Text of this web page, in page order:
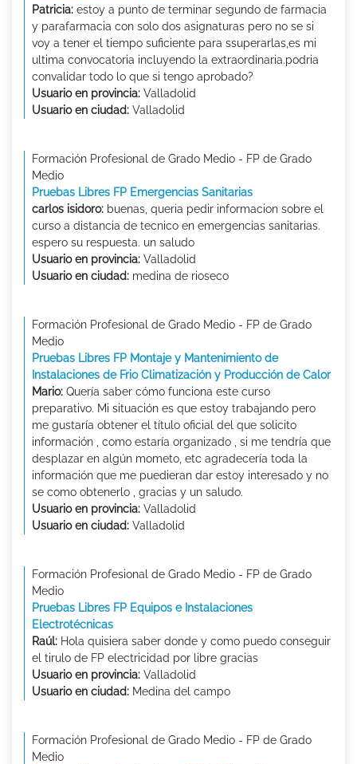
Patricia: estoy a punto de terminar segundo de farmacia
y parafarmacia con solo dos asignaturas pero no se si
voy a tener el tiempo suficiente para ssuperarlas,es mi
ultima convocatoria incluyendo la extraordinaria.podria
convalidar todo lo que si tengo aprobado?
Usuario en provincia: Valladolid
Usuario en ciudad: Valladolid
Formación Profesional de Grado Medio - FP de Grado
Medio
Pruebas Libres FP Emergencias Sanitarias
carlos isidoro: buenas, queria pedir informacion sobre el
curso a distancia de tecnico en emergencias sanitarias.
espero su respuesta. un saludo
Usuario en provincia: Valladolid
Usuario en ciudad: medina de rioseco
Formación Profesional de Grado Medio - FP de Grado
Medio
Pruebas Libres FP Montaje y Mantenimiento de
Instalaciones de Frio Climatización y Producción de Calor
Mario: Quería saber cómo funciona este curso
preparativo. Mi situación es que estoy trabajando pero
me gustaría obtener el título oficial del que solicito
información , como estaría organizado , si me tendría que
desplazar en algún mometo, etc agradecería toda la
información que me puedieran dar estoy interesado y no
se como obtenerlo , gracias y un saludo.
Usuario en provincia: Valladolid
Usuario en ciudad: Valladolid
Formación Profesional de Grado Medio - FP de Grado
Medio
Pruebas Libres FP Equipos e Instalaciones
Electrotécnicas
Raúl: Hola quisiera saber donde y como puedo conseguir
el tirulo de FP electricidad por libre gracias
Usuario en provincia: Valladolid
Usuario en ciudad: Medina del campo
Formación Profesional de Grado Medio - FP de Grado
Medio